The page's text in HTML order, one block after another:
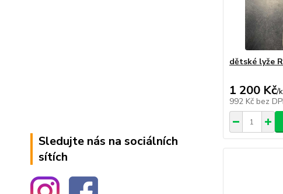
Sledujte nás na sociálních
sítích
dětské lyže
1 200 Kč/
992 Kč bez